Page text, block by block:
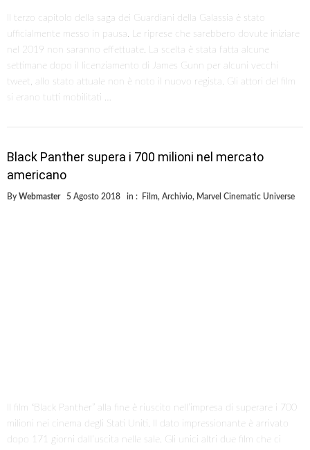
Il terzo capitolo della saga dei Guardiani della Galassia è stato
ufficialmente messo in pausa. Le riprese che sarebbero dovute iniziare
nel 2019 non saranno effettuate. La scelta è stata fatta alcune
settimane dopo il licenziamento di James Gunn per alcuni vecchi
tweet, allo stato attuale non è noto il nuovo regista. Gli attori del film
si erano tutti mobilitati …
Black Panther supera i 700 milioni nel mercato
americano
By Webmaster 5 Agosto 2018 in : Film, Archivio, Marvel Cinematic Universe
Il film “Black Panther” alla fine è riuscito nell’impresa di superare i 700
milioni nei cinema degli Stati Uniti. Il dato impressionante è arrivato
dopo 171 giorni dall’uscita nelle sale. Gli unici altri due film che ci